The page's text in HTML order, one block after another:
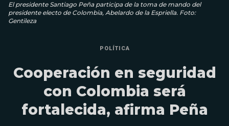
El presidente Santiago Peña participa de la toma de mando del
presidente electo de Colombia, Abelardo de la Espriella. Foto:
Gentileza
POLÍTICA
Cooperación en seguridad
con Colombia será
fortalecida, afirma Peña